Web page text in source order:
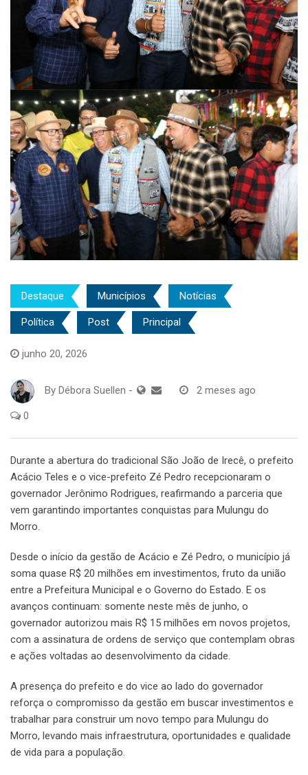
Destaque Municípios Notícias
Política Post Principal
junho 20, 2026
By Débora Suellen - 2 meses ago
0
Durante a abertura do tradicional São João de Irecê, o prefeito
Acácio Teles e o vice-prefeito Zé Pedro recepcionaram o
governador Jerônimo Rodrigues, reafirmando a parceria que
vem garantindo importantes conquistas para Mulungu do
Morro.
Desde o início da gestão de Acácio e Zé Pedro, o município já
soma quase R$ 20 milhões em investimentos, fruto da união
entre a Prefeitura Municipal e o Governo do Estado. E os
avanços continuam: somente neste mês de junho, o
governador autorizou mais R$ 15 milhões em novos projetos,
com a assinatura de ordens de serviço que contemplam obras
e ações voltadas ao desenvolvimento da cidade.
A presença do prefeito e do vice ao lado do governador
reforça o compromisso da gestão em buscar investimentos e
trabalhar para construir um novo tempo para Mulungu do
Morro, levando mais infraestrutura, oportunidades e qualidade
de vida para a população.